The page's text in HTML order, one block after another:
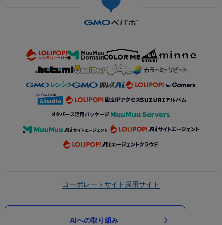
コーポレートサイト採用サイト
AIへの取り組み